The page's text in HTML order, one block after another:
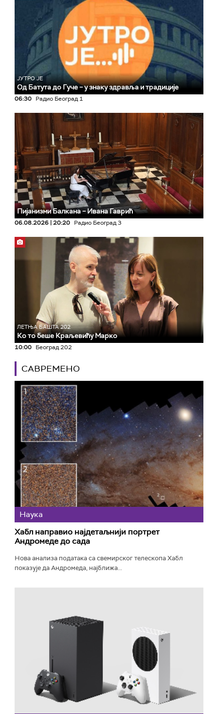
ЈУТРО ЈЕ
Од Батута до Гуче – у знаку здравља и традиције
06:30 Радио Београд 1
Пијанизми Балкана – Ивана Гаврић
06.08.2026 | 20:20 Радио Београд 3
ЛЕТЊА БАШТА 202
Ко то беше Краљевићу Марко
10:00 Београд 202
САВРЕМЕНО
Наука
Хабл направио најдетаљнији портрет
Андромеде до сада
Нова анализа података са свемирског телескопа Хабл
показује да Андромеда, најближа...